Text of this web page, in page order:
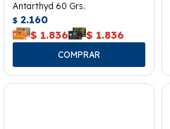
Antarthyd 60 Grs.
$ 2.160
$ 1.836 $ 1.836